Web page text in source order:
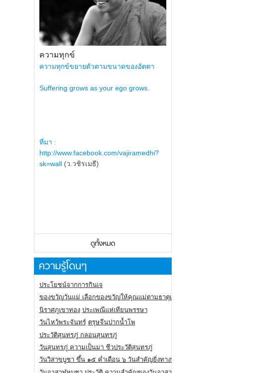
ความทุกข์
ความทุกข์ขยายตัวตามขนาดของอัตตา
Suffering grows as your ego grows.
ที่มา :
http://www.facebook.com/vajiramedhi?
sk=wall (ว.วชิรเมธี)
ดูทั้งหมด
ความรู้โดนๆ
ประโยชน์จากการกินเจ
ของขวัญวันแม่ เลือกของขวัญให้คุณแม่ตามธาตุเกิด
นิราศภูเขาทอง ประเพณีแห่เทียนพรรษา
วันไหว้พระจันทร์ ตรุษจีนปากน้ำโพ
ประวัติสุนทรภู่ กลอนสุนทรภู่
วันสุนทรภู่ ความเป็นมา ชีวประวัติสุนทรภู่
วันวิสาขบูชา ขึ้น ๑๕ ค่ำเดือน ๖ วันสำคัญยิ่งทางพระพุทธศาสนา